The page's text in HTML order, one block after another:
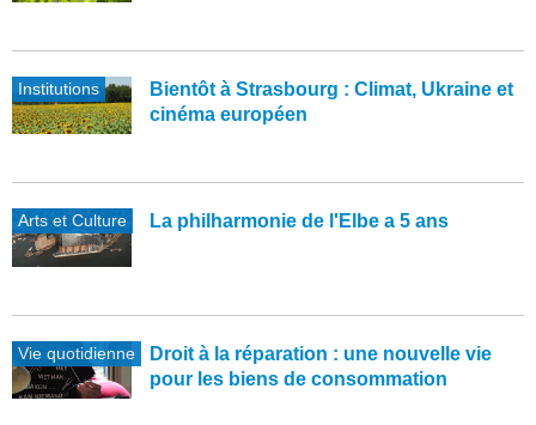
Institutions
Bientôt à Strasbourg : Climat, Ukraine et
cinéma européen
Arts et Culture La philharmonie de l'Elbe a 5 ans
Vie quotidienne
Droit à la réparation : une nouvelle vie
pour les biens de consommation